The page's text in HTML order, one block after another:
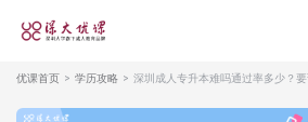
优课首页 学历攻略 深圳成人专升本难吗通过率多少？